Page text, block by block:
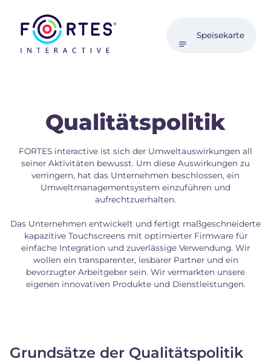
Speisekarte
Qualitätspolitik
FORTES interactive ist sich der Umweltauswirkungen all
seiner Aktivitäten bewusst. Um diese Auswirkungen zu
verringern, hat das Unternehmen beschlossen, ein
Umweltmanagementsystem einzuführen und
aufrechtzuerhalten.
Das Unternehmen entwickelt und fertigt maßgeschneiderte
kapazitive Touchscreens mit optimierter Firmware für
einfache Integration und zuverlässige Verwendung. Wir
wollen ein transparenter, lesbarer Partner und ein
bevorzugter Arbeitgeber sein. Wir vermarkten unsere
eigenen innovativen Produkte und Dienstleistungen.
Grundsätze der Qualitätspolitik